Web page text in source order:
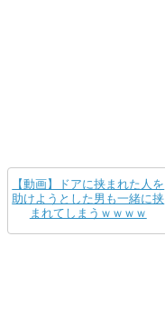
【動画】ドアに挟まれた人を
助けようとした男も一緒に挟
まれてしまうｗｗｗｗ